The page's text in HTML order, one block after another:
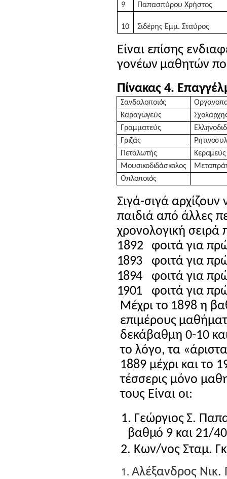
9 Παπασπύρου Χρήστος
10 Σιδέρης Εμμ. Σταύρος
Είναι επίσης
γονέων μαθητών
Πίνακας 4.
Σανδαλοποιός
Καραγωγεύς
Γραμματεύς
Γριζάς
Πεταλωτής
Κεραμεύς
Μουσικοδιδάσκαλος
Οπλοποιός
Σιγά-σιγά
παιδιά από άλλες
χρονολογική
1892
φοιτά για
1893
φοιτά για
1894
φοιτά για
1901
φοιτά για
Μέχρι το 1898 η
επιμέρους
δεκάβαθμη 0-10
το λόγο, τα
1889 μέχρι και το
τέσσερις μόνο
τους Είναι οι:
1. Γεώργιος Σ.
βαθμό 9 και 21/
2. Κων/νος Σταμ.
Αλέξανδρος